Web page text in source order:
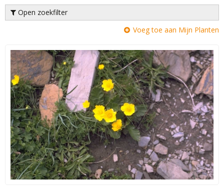
Open zoekfilter
Voeg toe aan Mijn Planten